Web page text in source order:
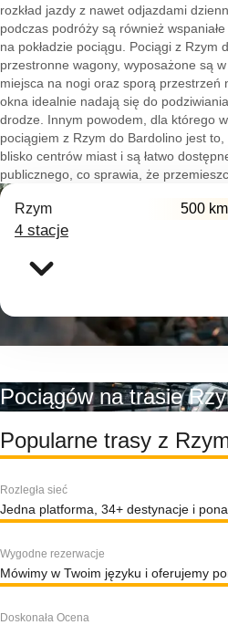
rozkład jazdy z nawet odjazdami
podczas podróży są również
na pokładzie pociągu. Pociągi z Rzym
przestronne wagony, wyposażone są
miejsca na nogi oraz sporą przestrzeń
okna idealnie nadają się do
drodze. Innym powodem, dla którego
pociągiem z Rzym do Bardolino jest
blisko centrów miast i są łatwo
publicznego, co sprawia, że
Rzym 500 km
4 stacje
Pociągów na trasie
Popularne trasy z
Rozległa sieć
Jedna platforma, 34+ destynacje i
Wygodne rezerwacje
Mówimy w Twoim języku i oferujemy
Doskonała Ocena